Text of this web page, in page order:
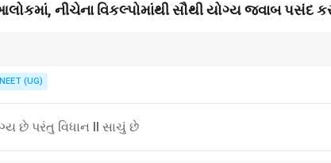
નીચેના વિકલ્પોમાંથી સૌથી યોગ્ય જવાબ પસંદ
NEET (UG)
છે પરંતુ વિધાન II સાચું છે